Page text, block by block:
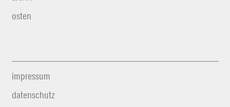
osten
impressum
datenschutz